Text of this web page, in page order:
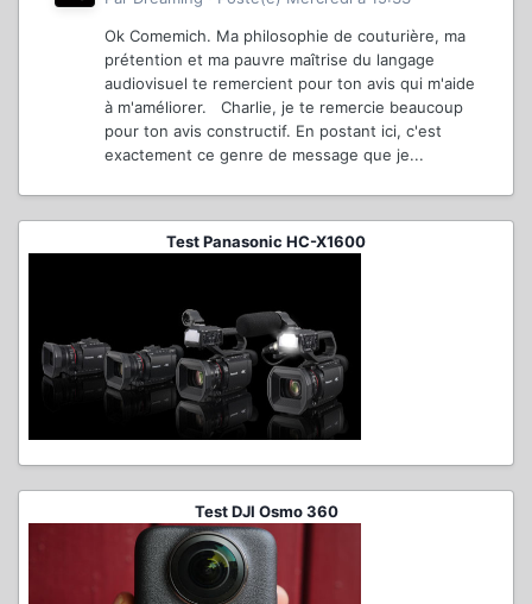
Ok Comemich. Ma philosophie de couturière, ma
prétention et ma pauvre maîtrise du langage
audiovisuel te remercient pour ton avis qui m'aide
à m'améliorer. Charlie, je te remercie beaucoup
pour ton avis constructif. En postant ici, c'est
exactement ce genre de message que je...
Test Panasonic HC-X1600
Test DJI Osmo 360